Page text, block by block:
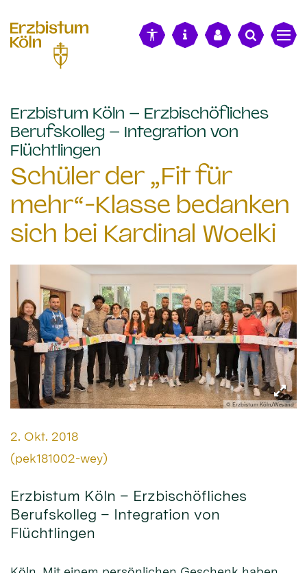
Erzbistum Köln – Erzbischöfliches
Berufskolleg – Integration von
Flüchtlingen
Schüler der „Fit für
mehr“-Klasse bedanken
sich bei Kardinal Woelki
© Erzbistum Köln/Weyand
Datum:
2. Okt. 2018
Von:
(pek181002-wey)
Erzbistum Köln – Erzbischöfliches
Berufskolleg – Integration von
Flüchtlingen